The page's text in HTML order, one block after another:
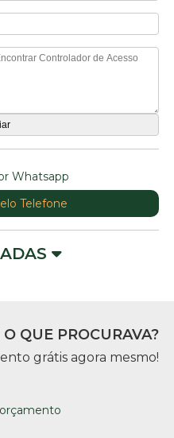
Whatsapp
Telefone
QUE PROCURAVA?
grátis agora mesmo!